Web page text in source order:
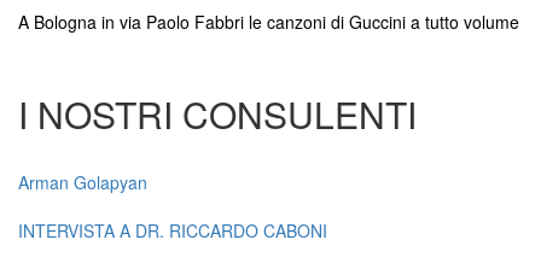
A Bologna in via Paolo Fabbri le canzoni di Guccini a tutto volume
I NOSTRI CONSULENTI
Arman Golapyan
INTERVISTA A DR. RICCARDO CABONI